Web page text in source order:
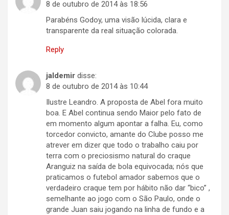
8 de outubro de 2014 às 18:56
Parabéns Godoy, uma visão lúcida, clara e
transparente da real situação colorada.
Reply
jaldemir disse:
8 de outubro de 2014 às 10:44
Ilustre Leandro. A proposta de Abel fora muito
boa. E Abel continua sendo Maior pelo fato de
em momento algum apontar a falha. Eu, como
torcedor convicto, amante do Clube posso me
atrever em dizer que todo o trabalho caiu por
terra com o preciosismo natural do craque
Aranguiz na saída de bola equivocada; nós que
praticamos o futebol amador sabemos que o
verdadeiro craque tem por hábito não dar “bico” ,
semelhante ao jogo com o São Paulo, onde o
grande Juan saiu jogando na linha de fundo e a